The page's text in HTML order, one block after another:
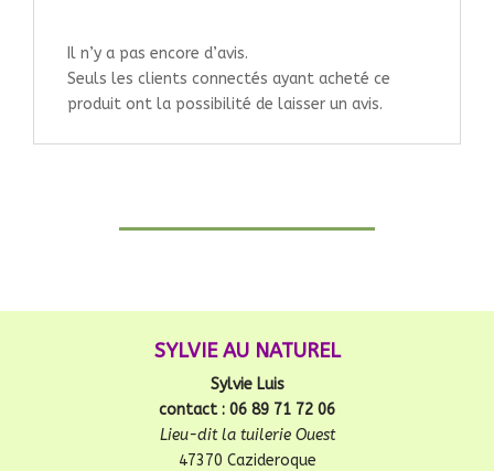
Il n’y a pas encore d’avis.
Seuls les clients connectés ayant acheté ce
produit ont la possibilité de laisser un avis.
SYLVIE AU NATUREL
Sylvie Luis
contact : 06 89 71 72 06
Lieu-dit la tuilerie Ouest
47370 Cazideroque